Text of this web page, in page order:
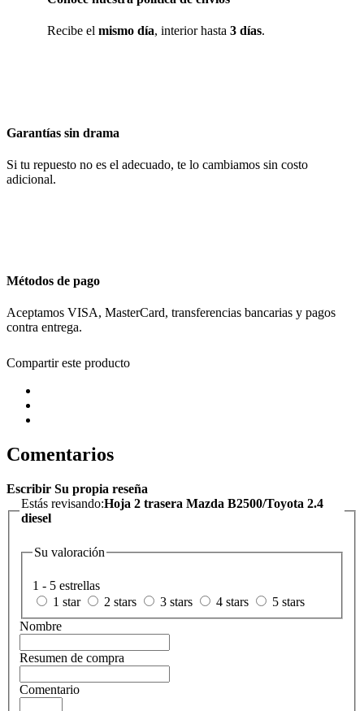
Recibe el mismo día, interior hasta 3 días.
Garantías sin drama
Si tu repuesto no es el adecuado, te lo cambiamos sin costo
adicional.
Métodos de pago
Aceptamos VISA, MasterCard, transferencias bancarias y pagos
contra entrega.
Compartir este producto
Comentarios
Escribir Su propia reseña
Estás revisando:Hoja 2 trasera Mazda B2500/Toyota 2.4
diesel
Su valoración
1 - 5 estrellas
1 star
2 stars 3 stars 4 stars
5 stars
Nombre
Resumen de compra
Comentario